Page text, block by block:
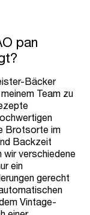
pan
Bäcker
Team zu
Brotsorte im
Backzeit
wir verschiedene
ein
gerecht
Vintage-